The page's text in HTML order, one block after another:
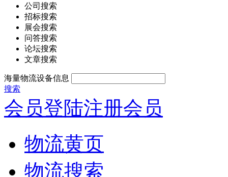
公司搜索
招标搜索
展会搜索
问答搜索
论坛搜索
文章搜索
海量物流设备信息
搜索
会员登陆注册会员
物流黄页
物流搜索